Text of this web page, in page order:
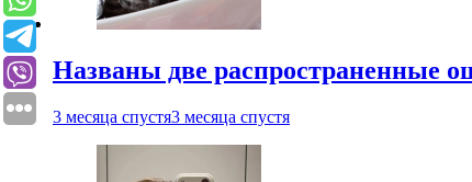
Названы две распространенные
3 месяца спустя3 месяца спустя